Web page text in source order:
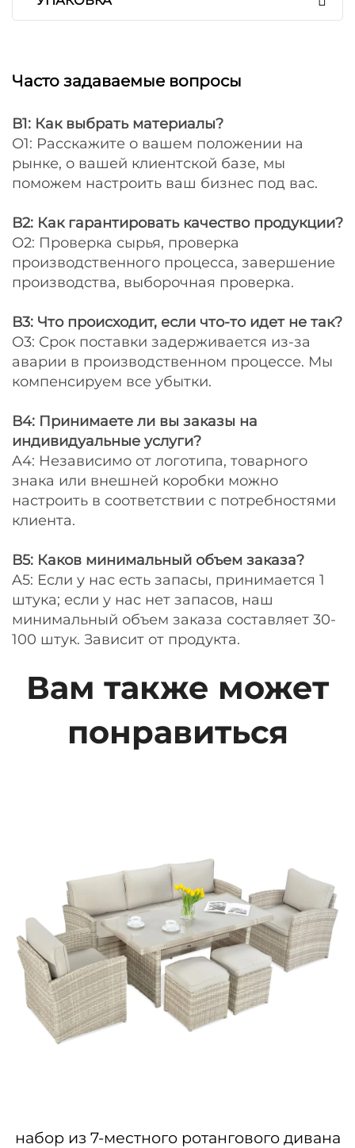
Часто задаваемые вопросы
В1: Как выбрать материалы?
О1: Расскажите о вашем положении на
рынке, о вашей клиентской базе, мы
поможем настроить ваш бизнес под вас.
В2: Как гарантировать качество продукции?
О2: Проверка сырья, проверка
производственного процесса, завершение
производства, выборочная проверка.
В3: Что происходит, если что-то идет не так?
О3: Срок поставки задерживается из-за
аварии в производственном процессе. Мы
компенсируем все убытки.
В4: Принимаете ли вы заказы на
индивидуальные услуги?
A4: Независимо от логотипа, товарного
знака или внешней коробки можно
настроить в соответствии с потребностями
клиента.
В5: Каков минимальный объем заказа?
A5: Если у нас есть запасы, принимается 1
штука; если у нас нет запасов, наш
минимальный объем заказа составляет 30-
100 штук. Зависит от продукта.
Вам также может
понравиться
набор из 7-местного ротангового дивана